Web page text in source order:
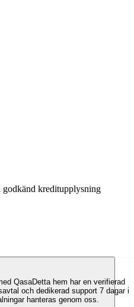
godkänd kreditupplysning
QasaDetta hem har en verifierad
och dedikerad support 7 dagar i
hanteras genom oss.